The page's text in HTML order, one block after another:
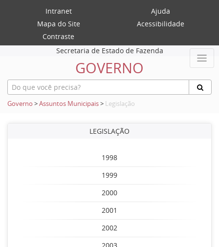
Intranet
Ajuda
Mapa do Site
Acessibilidade
Contraste
Secretaria de Estado de Fazenda
GOVERNO
Governo >Assuntos Municipais> Legislação
LEGISLAÇÃO
1998
1999
2000
2001
2002